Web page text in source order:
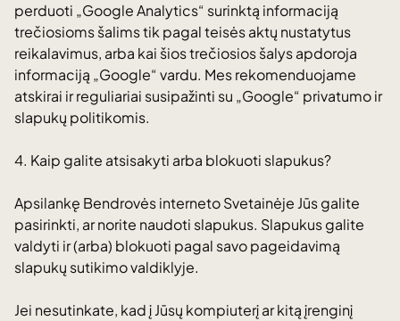
perduoti „Google Analytics“ surinktą informaciją
trečiosioms šalims tik pagal teisės aktų nustatytus
reikalavimus, arba kai šios trečiosios šalys apdoroja
informaciją „Google“ vardu. Mes rekomenduojame
atskirai ir reguliariai susipažinti su „Google“ privatumo ir
slapukų politikomis.
4. Kaip galite atsisakyti arba blokuoti slapukus?
Apsilankę Bendrovės interneto Svetainėje Jūs galite
pasirinkti, ar norite naudoti slapukus. Slapukus galite
valdyti ir (arba) blokuoti pagal savo pageidavimą
slapukų sutikimo valdiklyje.
Jei nesutinkate, kad į Jūsų kompiuterį ar kitą įrenginį